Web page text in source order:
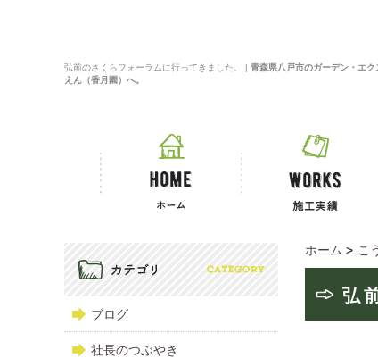
弘前のさくらフォーラムに行ってきました。 | 青森県八戸市のガーデン・エ
えん（香月園）へ。
ホーム > こ
弘
ブログ
社長のつぶやき